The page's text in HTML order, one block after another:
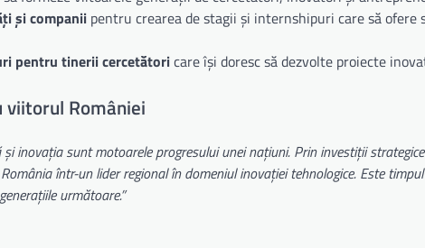
și companii pentru crearea de stagii și internshipuri care să
pentru tinerii cercetătoricare își doresc să dezvolte proiecte
viitorul României
și inovația sunt motoarele progresului unei națiuni. Prin investiții
într-un lider regional în domeniul inovației tehnologice. Este
următoare.”